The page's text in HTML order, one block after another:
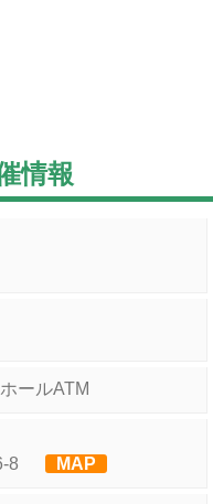
情報
ールATM
8
MAP